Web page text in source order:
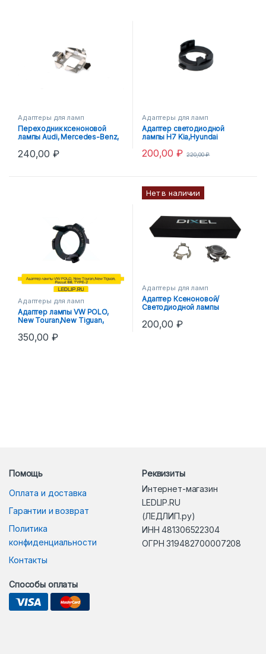
Адаптеры для ламп
Переходник ксеноновой
лампы Audi, Mercedes-Benz,
240,00₽
Адаптеры для ламп
Адаптер светодиодной
лампы H7 Kia,Hyundai
200,00₽ 220,00₽
Адаптеры для ламп
Адаптер лампы VW POLO,
New Touran,New Tiguan,
350,00₽
Нет в наличии
Адаптеры для ламп
Адаптер Ксеноновой/
Светодиодной лампы
Тип №2
200,00₽
Помощь
Оплата и доставка
Гарантии и возврат
Политика
конфиденциальности
Контакты
Реквизиты
Интернет-магазин
LEDLIP.RU
(ЛЕДЛИП.ру)
ИНН 481306522304
ОГРН 319482700007208
Способы оплаты